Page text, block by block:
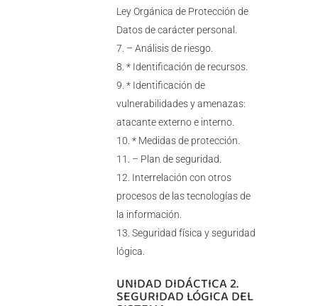
Ley Orgánica de Protección de
Datos de carácter personal.
– Análisis de riesgo.
* Identificación de recursos.
* Identificación de
vulnerabilidades y amenazas:
atacante externo e interno.
* Medidas de protección.
– Plan de seguridad.
Interrelación con otros
procesos de las tecnologías de
la información.
Seguridad física y seguridad
lógica.
UNIDAD DIDÁCTICA 2.
SEGURIDAD LÓGICA DEL